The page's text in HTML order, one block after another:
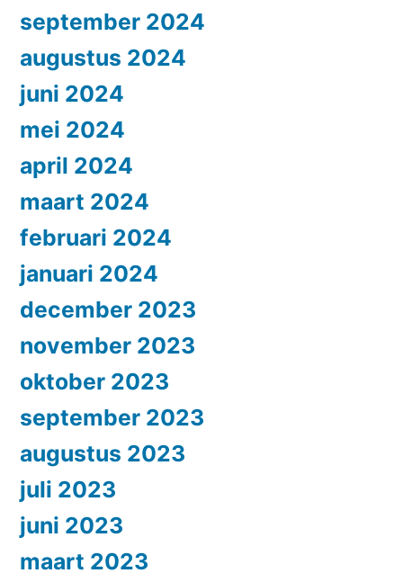
september 2024
augustus 2024
juni 2024
mei 2024
april 2024
maart 2024
februari 2024
januari 2024
december 2023
november 2023
oktober 2023
september 2023
augustus 2023
juli 2023
juni 2023
maart 2023